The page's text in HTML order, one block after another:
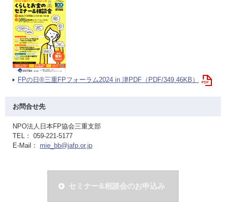
FPの日®三重FPフォーラム2024 in 津PDF（PDF/349.46KB）
お問合せ先
NPO法人日本FP協会三重支部
TEL： 059-221-5177
E-Mail： mie_bb@jafp.or.jp
セミナー&相談会のお申込み